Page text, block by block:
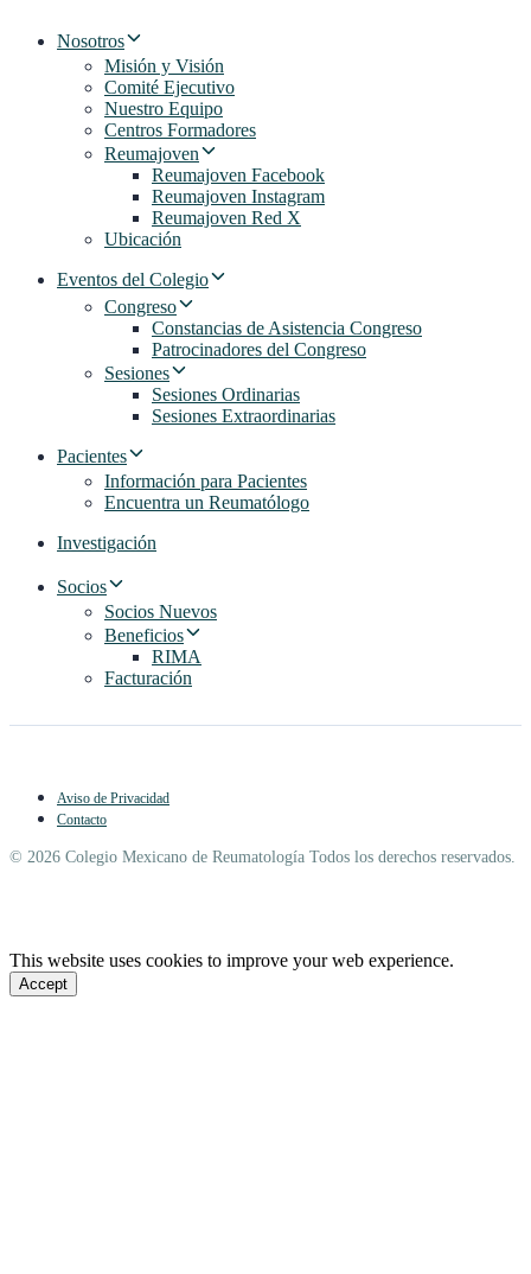
Nosotros
Misión y Visión
Comité Ejecutivo
Nuestro Equipo
Centros Formadores
Reumajoven
Reumajoven Facebook
Reumajoven Instagram
Reumajoven Red X
Ubicación
Eventos del Colegio
Congreso
Constancias de Asistencia Congreso
Patrocinadores del Congreso
Sesiones
Sesiones Ordinarias
Sesiones Extraordinarias
Pacientes
Información para Pacientes
Encuentra un Reumatólogo
Investigación
Socios
Socios Nuevos
Beneficios
RIMA
Facturación
Aviso de Privacidad
Contacto
© 2026 Colegio Mexicano de Reumatología Todos los derechos reservados.
This website uses cookies to improve your web experience.
Accept